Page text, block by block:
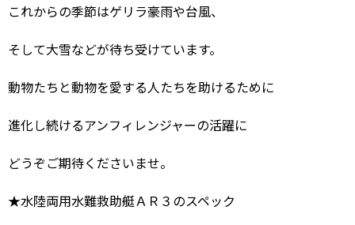
これからの季節はゲリラ豪雨や台風、
そして大雪などが待ち受けています。
動物たちと動物を愛する人たちを助けるために
進化し続けるアンフィレンジャーの活躍に
どうぞご期待くださいませ。
★水陸両用水難救助艇ＡＲ３のスペック